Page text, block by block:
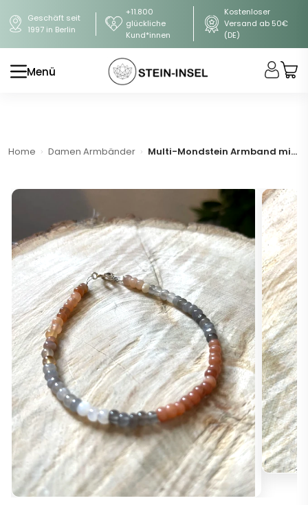
Geschäft seit
1997 in Berlin
+11.800
glückliche
Kund*innen
Kostenloser
Versand ab 50€
(DE)
Menü
Home Damen Armbänder Multi-Mondstein Armband mit 925er Silberverschluss (A-Qualität)